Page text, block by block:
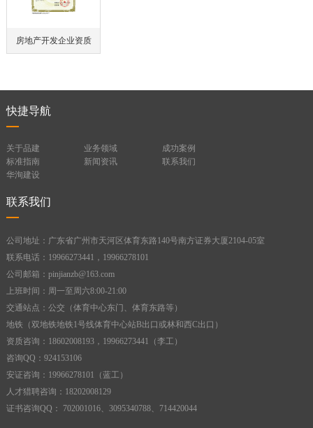
房地产开发企业资质
快捷导航
关于品建 业务领域
成功案例
标准指南
新闻资讯
联系我们
华洵建设
联系我们
公司地址：广东省广州市天河区体育东路140号南方证券大厦2104-05室
联系电话：19966273441，19966278101
公司邮箱：pinjianzb@163.com
上班时间：周一至周六8:00-21:00
交通站点：公交（体育中心东门、体育东路等）
地铁（双地铁地铁1号线体育中心站B出口或林和西C出口）
资质咨询：18602008193，19966273441（李工）
咨询QQ：924153106
安证咨询：19966278101（蓝工）
人才猎聘咨询：18202008129
证书咨询QQ： 702001016、3095340788、714420044